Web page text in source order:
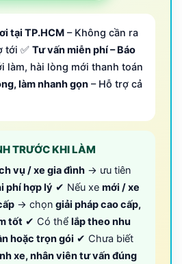
tại TP.HCM – Không cần ra
tới ✅ Tư vấn miễn phí – Báo
làm, hài lòng mới thanh toán
làm nhanh gọn – Hỗ trợ cả
TRƯỚC KHI LÀM
vụ / xe gia đình → ưu tiên
phí hợp lý ✔ Nếu xe mới / xe
→ chọn giải pháp cao cấp,
tốt ✔ Có thể lắp theo nhu
hoặc trọn gói ✔ Chưa biết
xe, nhân viên tư vấn đúng